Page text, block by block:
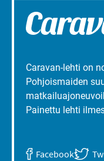
Caravan-lehti on
Pohjoismaiden
Painettu lehti
Facebook